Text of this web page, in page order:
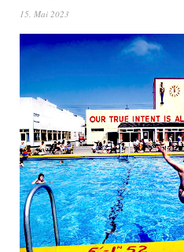
15. Mai 2023